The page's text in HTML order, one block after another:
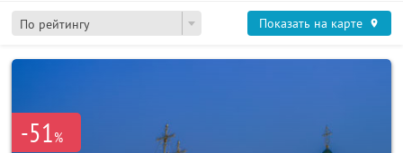
По рейтингу Показать на карте
-51%